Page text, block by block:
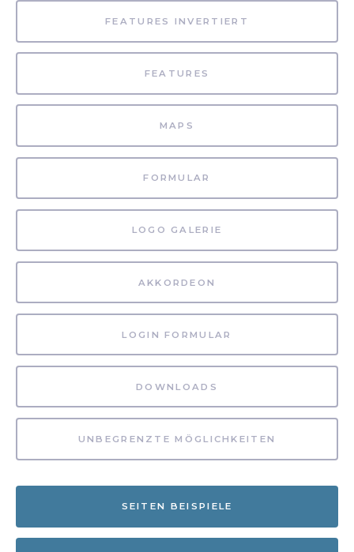
FEATURES INVERTIERT
FEATURES
MAPS
FORMULAR
LOGO GALERIE
AKKORDEON
LOGIN FORMULAR
DOWNLOADS
UNBEGRENZTE MÖGLICHKEITEN
SEITEN BEISPIELE